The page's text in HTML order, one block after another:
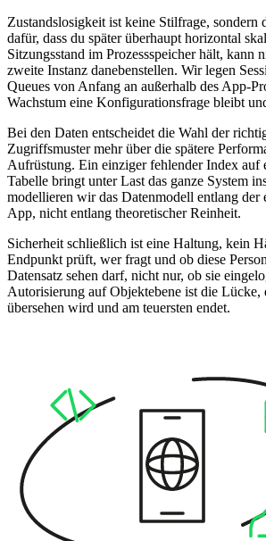
Zustandslosigkeit ist keine Stilfrage, sondern
dafür, dass du später überhaupt horizontal
Sitzungsstand im Prozessspeicher hält, kann
zweite Instanz danebenstellen. Wir legen
Queues von Anfang an außerhalb des App-
Wachstum eine Konfigurationsfrage bleibt
Bei den Daten entscheidet die Wahl der
Zugriffsmuster mehr über die spätere
Aufrüstung. Ein einziger fehlender Index auf
Tabelle bringt unter Last das ganze System
modellieren wir das Datenmodell entlang der
App, nicht entlang theoretischer Reinheit.
Sicherheit schließlich ist eine Haltung, kein
Endpunkt prüft, wer fragt und ob diese
Datensatz sehen darf, nicht nur, ob sie
Autorisierung auf Objektebene ist die Lücke,
übersehen wird und am teuersten endet.